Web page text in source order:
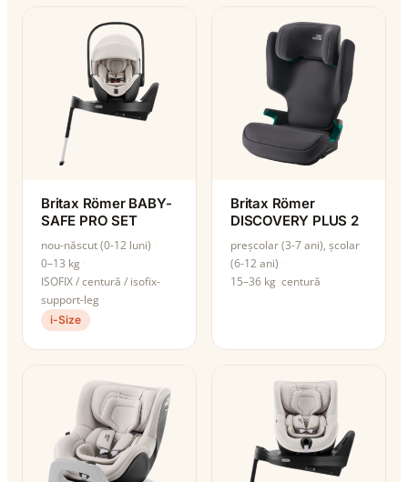
Britax Römer BABY-
SAFE PRO SET
nou-născut (0-12 luni)
0–13 kg
ISOFIX / centură / isofix-
support-leg
i-Size
Britax Römer
DISCOVERY PLUS 2
preșcolar (3-7 ani), școlar
(6-12 ani)
15–36 kg centură